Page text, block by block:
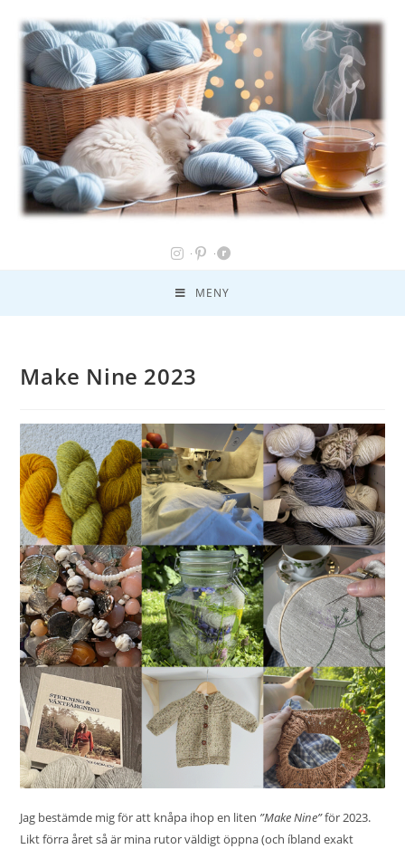
MENY
Make Nine 2023
Jag bestämde mig för att knåpa ihop en liten ”Make Nine”för 2023.
Likt förra året så är mina rutor väldigt öppna (och íbland exakt